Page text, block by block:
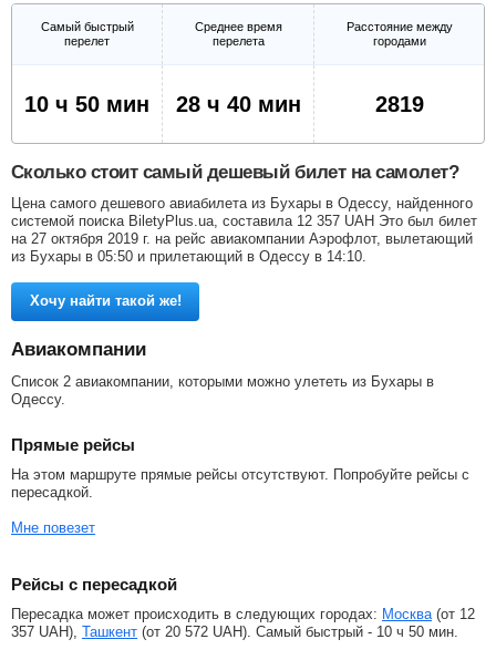
Самый быстрый
перелет
Среднее время
перелета
Расстояние между
городами
10 ч 50 мин 28 ч 40 мин 2819
Сколько стоит самый дешевый билет на самолет?
Цена самого дешевого авиабилета из Бухары в Одессу, найденного
системой поиска BiletyPlus.ua, составила 12 357 UAH Это был билет
на 27 октября 2019 г. на рейс авиакомпании Аэрофлот, вылетающий
из Бухары в 05:50 и прилетающий в Одессу в 14:10.
Хочу найти такой же!
Авиакомпании
Список 2 авиакомпании, которыми можно улететь из Бухары в
Одессу.
Прямые рейсы
На этом маршруте прямые рейсы отсутствуют. Попробуйте рейсы с
пересадкой.
Мне повезет
Рейсы с пересадкой
Пересадка может происходить в следующих городах: Москва (от 12
357 UAH), Ташкент (от 20 572 UAH). Самый быстрый - 10 ч 50 мин.